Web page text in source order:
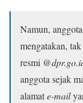
Namun,
mengatakan,
resmi
anggota sejak
alamate-mail